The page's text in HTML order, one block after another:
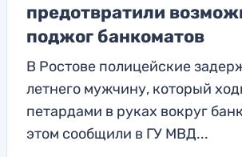
предотвратили
поджог банкоматов
В Ростове полицейские
летнего мужчину, который
петардами в руках вокруг
этом сообщили в ГУ МВД...